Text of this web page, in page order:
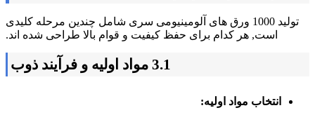
تولید 1000 ورق های آلومینیومی سری شامل چندین مرحله کلیدی
است, هر کدام برای حفظ کیفیت و قوام بالا طراحی شده اند.
3.1 مواد اولیه و فرآیند ذوب
انتخاب مواد اولیه: